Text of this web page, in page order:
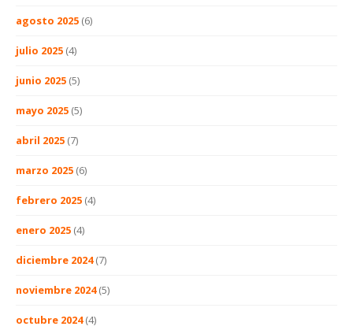
agosto 2025 (6)
julio 2025 (4)
junio 2025 (5)
mayo 2025 (5)
abril 2025 (7)
marzo 2025 (6)
febrero 2025 (4)
enero 2025 (4)
diciembre 2024(7)
noviembre 2024(5)
octubre 2024(4)